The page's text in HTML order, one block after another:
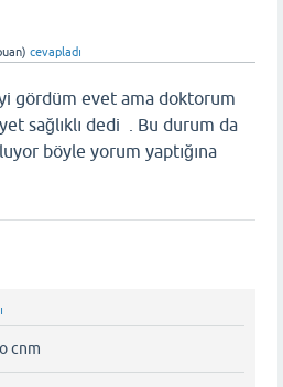
cevapladı
gördüm evet ama doktorum
sağlıklı dedi . Bu durum da
böyle yorum yaptığına
cnm